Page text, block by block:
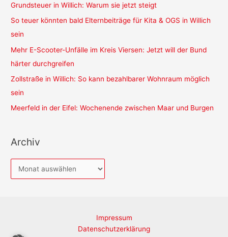
Grundsteuer in Willich: Warum sie jetzt steigt
So teuer könnten bald Elternbeiträge für Kita & OGS in Willich
sein
Mehr E-Scooter-Unfälle im Kreis Viersen: Jetzt will der Bund
härter durchgreifen
Zollstraße in Willich: So kann bezahlbarer Wohnraum möglich
sein
Meerfeld in der Eifel: Wochenende zwischen Maar und Burgen
Archiv
r
v
Impressum
Datenschutzerklärung